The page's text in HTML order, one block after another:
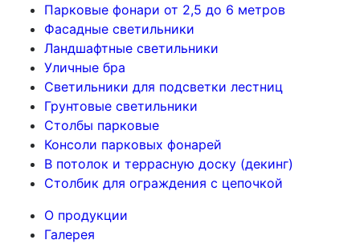
Парковые фонари от 2,5 до 6 метров
Фасадные светильники
Ландшафтные светильники
Уличные бра
Светильники для подсветки лестниц
Грунтовые светильники
Столбы парковые
Консоли парковых фонарей
В потолок и террасную доску (декинг)
Столбик для ограждения с цепочкой
О продукции
Галерея